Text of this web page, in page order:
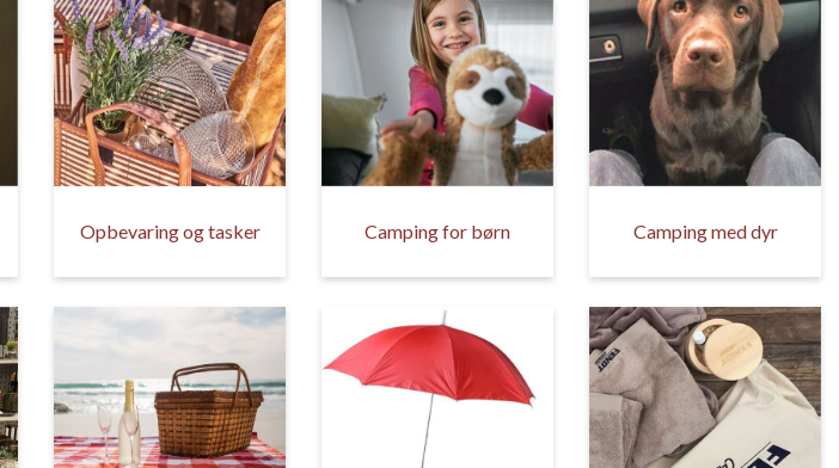
Opbevaring og tasker Camping for børn Camping med dyr